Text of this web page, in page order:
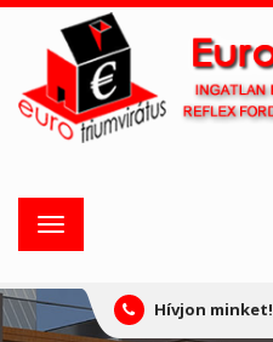
Toggle
navigation
Hívjon minket!